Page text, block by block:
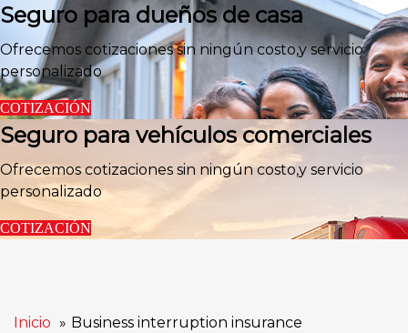
Seguro para dueños de casa
Ofrecemos cotizaciones sin ningún costo,y servicio
personalizado
COTIZACIÓN
Seguro para vehículos comerciales
Ofrecemos cotizaciones sin ningún costo,y servicio
personalizado
COTIZACIÓN
Inicio Business interruption insurance